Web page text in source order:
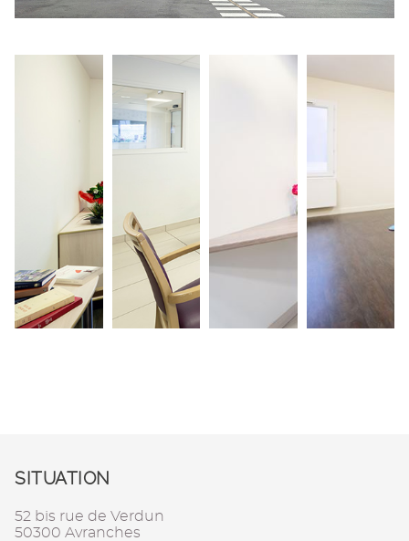
SITUATION
52 bis rue de Verdun
50300 Avranches